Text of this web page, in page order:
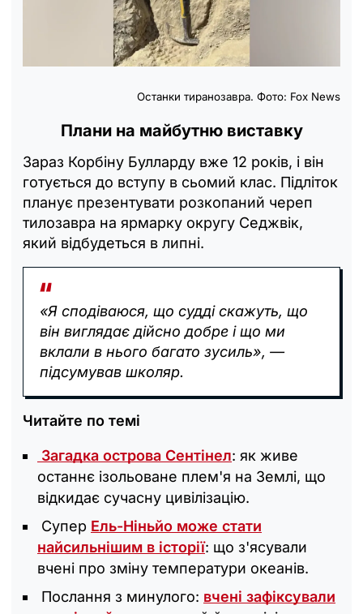
Останки тиранозавра. Фото: Fox News
Плани на майбутню виставку
Зараз Корбіну Булларду вже 12 років, і він
готується до вступу в сьомий клас. Підліток
планує презентувати розкопаний череп
тилозавра на ярмарку округу Седжвік,
який відбудеться в липні.
«Я сподіваюся, що судді скажуть, що
він виглядає дійсно добре і що ми
вклали в нього багато зусиль», —
підсумував школяр.
Читайте по темі
Загадка острова Сентінел: як живе
останнє ізольоване плем'я на Землі, що
відкидає сучасну цивілізацію.
Супер Ель-Ніньйо може стати
найсильнішим в історії: що з'ясували
вчені про зміну температури океанів.
Послання з минулого: вчені зафіксували